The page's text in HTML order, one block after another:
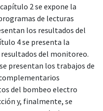
2 se expone la
de lecturas
los resultados del
4 se presenta la
del monitoreo.
presentan los trabajos de
del bombeo electro
y, finalmente, se